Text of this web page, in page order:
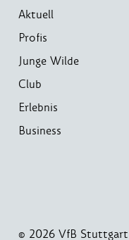
Aktuell
Profis
Junge Wilde
Club
Erlebnis
Business
© 2026 VfB Stuttgart